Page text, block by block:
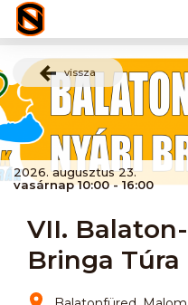
vissza
2026. augusztus 23.
vasárnap 10:00 - 16:00
VII.
Bringa Túra